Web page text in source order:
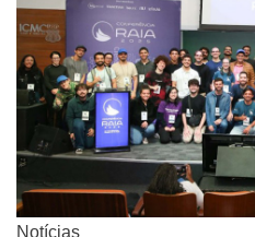
Notícias